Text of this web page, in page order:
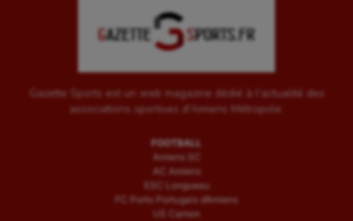
Gazette Sports est un web magazine dédié à l'actualité des
associations sportives d'Amiens Métropole.
FOOTBALL
Amiens SC
AC Amiens
ESC Longueau
FC Porto Portugais d’Amiens
US Camon